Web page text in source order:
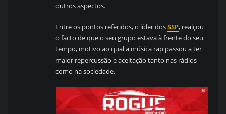
outros aspectos.
Entre os pontos referidos, o líder dosSSP, realçou
o facto de que o seu grupo estava à frente do seu
tempo, motivo ao qual a música rap passou a ter
maior repercussão e aceitação tanto nas rádios
como na sociedade.